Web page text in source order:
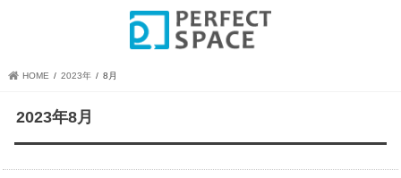
HOME 2023年 8月
2023年8月